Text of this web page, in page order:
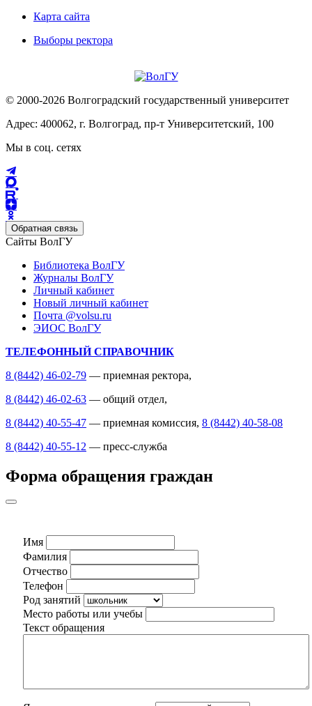
Карта сайта
Выборы ректора
© 2000-2026 Волгоградский государственный университет
Адрес: 400062, г. Волгоград, пр-т Университетский, 100
Мы в соц. сетях
Обратная связь
Сайты ВолГУ
Библиотека ВолГУ
Журналы ВолГУ
Личный кабинет
Новый личный кабинет
Почта @volsu.ru
ЭИОС ВолГУ
ТЕЛЕФОННЫЙ СПРАВОЧНИК
8 (8442) 46-02-79 — приемная ректора,
8 (8442) 46-02-63 — общий отдел,
8 (8442) 40-55-47 — приемная комиссия, 8 (8442) 40-58-08
8 (8442) 40-55-12 — пресс-служба
Форма обращения граждан
Имя
Фамилия
Отчество
Телефон
Род занятий
Место работы или учебы
Текст обращения